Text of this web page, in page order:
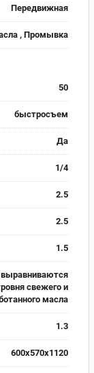
Передвижная
, Промывка
50
быстросъем
Да
1/4
2.5
2.5
1.5
свежего и
масла
1.3
600х570х1120